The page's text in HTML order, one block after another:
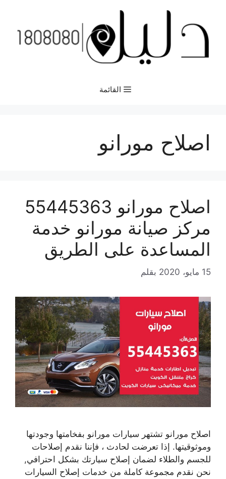
المحتوى
القائمة
اصلاح مورانو
اصلاح مورانو 55445363
مركز صيانة مورانو خدمة
المساعدة على الطريق
15 مايو، 2020 بقلم
اصلاح مورانو تشتهر سيارات مورانو بفخامتها وجودتها
وموثوقيتها. إذا تعرضت لحادث ، فإننا نقدم إصلاحات
للجسم والطلاء لضمان إصلاح سيارتك بشكل احترافي,
نحن نقدم مجموعة كاملة من خدمات إصلاح السيارات